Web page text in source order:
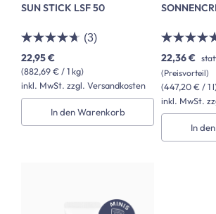
SUN STICK LSF 50
(3)
(882,69 € / 1 kg)
22,95 €
inkl. MwSt. zzgl. Versandkosten
In den Warenkorb
(447,20 € / 1
22,36 €
(Preisvorteil)
inkl. MwSt.
In